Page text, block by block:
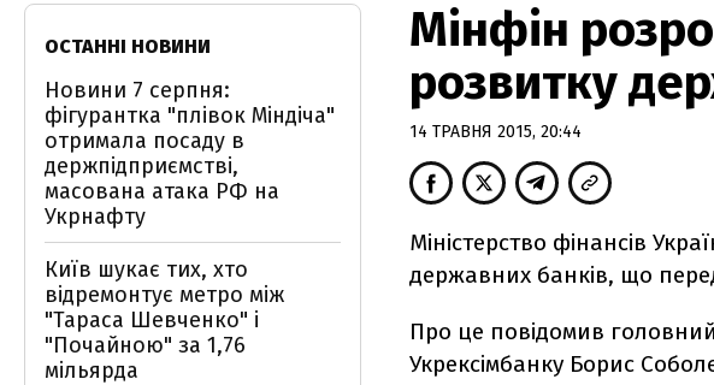
Мінфін
розвитку
14 ТРАВНЯ 2015, 20:44
Міністерство фінансів
державних банків, що
Про це повідомив
Укрексімбанку Борис
ОСТАННІ НОВИНИ
Новини 7 серпня:
фігурантка "плівок Міндіча"
отримала посаду в
держпідприємстві,
масована атака РФ на
Укрнафту
Київ шукає тих, хто
відремонтує метро між
"Тараса Шевченко" і
"Почайною" за 1,76
мільярда